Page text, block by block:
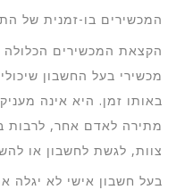
המכשירים בו-זמנית של
הקצאת המכשירים
באותו זמן. היא אינה
מתירה לאדם אחר, לרבות
צוות, לגשת לחשבון או
בעל חשבון אישי לא יגלה